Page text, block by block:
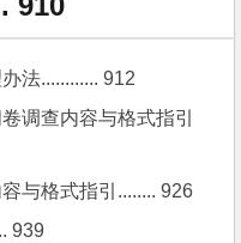
法............ 912
调查内容与格式指引
与格式指引........ 926
939